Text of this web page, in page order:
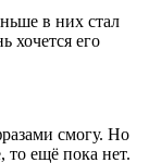
в них стал
хочется его
смогу. Но
то ещё пока нет.